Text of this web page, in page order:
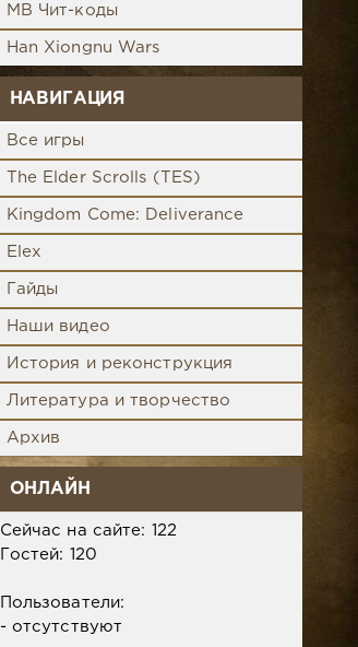
MB Чит-коды
Han Xiongnu Wars
НАВИГАЦИЯ
Все игры
The Elder Scrolls (TES)
Kingdom Come: Deliverance
Elex
Гайды
Наши видео
История и реконструкция
Литература и творчество
Архив
ОНЛАЙН
Сейчас на сайте: 122
Гостей: 120
Пользователи:
- отсутствуют